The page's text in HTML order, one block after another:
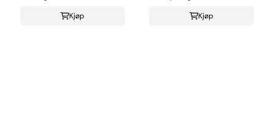
Kjøp
Kjøp